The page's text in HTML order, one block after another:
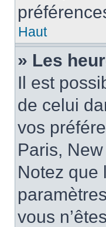
Haut
» Les
Il est
de celui
vos
Paris,
Notez que
vous